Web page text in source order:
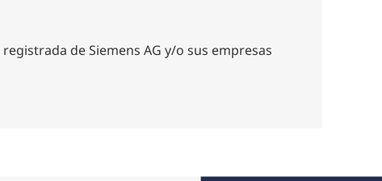
de Siemens AG y/o sus empresas